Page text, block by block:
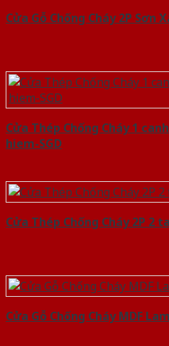
Cửa Gỗ Chống Cháy 2P Sơn
Cửa Thép Chống Cháy 1
hiem-SGD
Cửa Thép Chống Cháy 2P 2
Cửa Gỗ Chống Cháy MDF